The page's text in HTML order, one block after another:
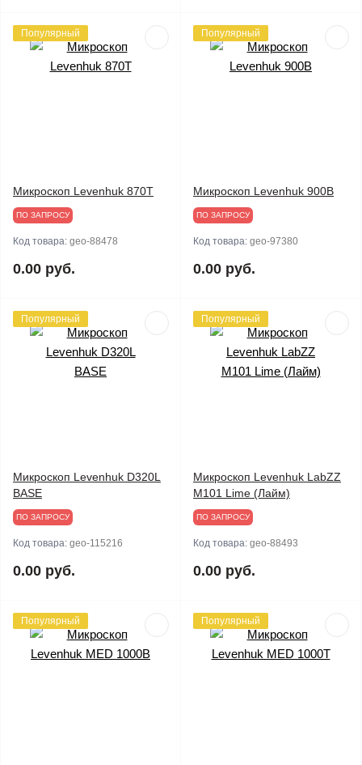
Популярный
Микроскоп Levenhuk 870T
ПО ЗАПРОСУ
Код товара: geo-88478
0.00 руб.
Популярный
Микроскоп Levenhuk 900B
ПО ЗАПРОСУ
Код товара: geo-97380
0.00 руб.
Популярный
Микроскоп Levenhuk D320L
BASE
ПО ЗАПРОСУ
Код товара: geo-115216
0.00 руб.
Популярный
Микроскоп Levenhuk LabZZ
M101 Lime (Лайм)
ПО ЗАПРОСУ
Код товара: geo-88493
0.00 руб.
Популярный Популярный